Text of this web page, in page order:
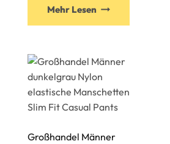
Mehr Lesen
Großhandel Männer